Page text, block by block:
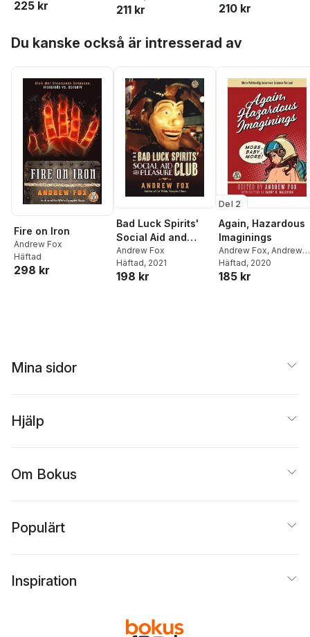
225 kr 211 kr 210 kr
Du kanske också är intresserad av
Fire on Iron
Andrew Fox
Häftad
298 kr
Bad Luck Spirits'
Social Aid and
Pleasure Club
Andrew Fox
Häftad, 2021
198 kr
Del 2
Again, Hazardous
Imaginings
Andrew Fox, Andrew
Fox
Häftad, 2020
185 kr
Mina sidor
Hjälp
Om Bokus
Populärt
Inspiration